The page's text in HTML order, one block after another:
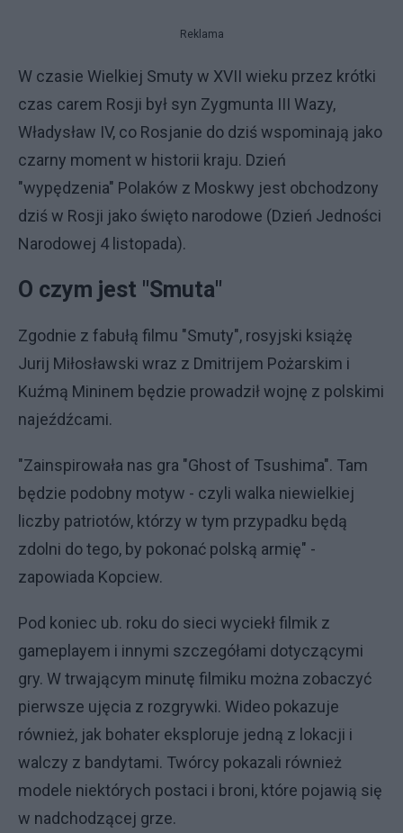
Reklama
W czasie Wielkiej Smuty w XVII wieku przez krótki
czas carem Rosji był syn Zygmunta III Wazy,
Władysław IV, co Rosjanie do dziś wspominają jako
czarny moment w historii kraju. Dzień
"wypędzenia" Polaków z Moskwy jest obchodzony
dziś w Rosji jako święto narodowe (Dzień Jedności
Narodowej 4 listopada).
O czym jest "Smuta"
Zgodnie z fabułą filmu "Smuty", rosyjski książę
Jurij Miłosławski wraz z Dmitrijem Pożarskim i
Kuźmą Mininem będzie prowadził wojnę z polskimi
najeźdźcami.
"Zainspirowała nas gra "Ghost of Tsushima". Tam
będzie podobny motyw - czyli walka niewielkiej
liczby patriotów, którzy w tym przypadku będą
zdolni do tego, by pokonać polską armię" -
zapowiada Kopciew.
Pod koniec ub. roku do sieci wyciekł filmik z
gameplayem i innymi szczegółami dotyczącymi
gry. W trwającym minutę filmiku można zobaczyć
pierwsze ujęcia z rozgrywki. Wideo pokazuje
również, jak bohater eksploruje jedną z lokacji i
walczy z bandytami. Twórcy pokazali również
modele niektórych postaci i broni, które pojawią się
w nadchodzącej grze.